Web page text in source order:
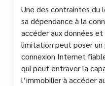
Une des contraintes du
sa dépendance à la
accéder aux données
limitation peut poser un
connexion Internet
qui peut entraver la
l’immobilier à accéder